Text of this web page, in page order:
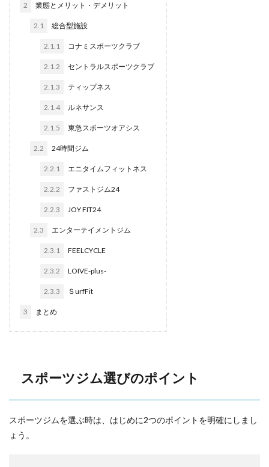
2 業態とメリット・デメリット
2.1 総合型施設
2.1.1 コナミスポーツクラブ
2.1.2 セントラルスポーツクラブ
2.1.3 ティップネス
2.1.4 ルネサンス
2.1.5 東急スポーツオアシス
2.2 24時間ジム
2.2.1 エニタイムフィットネス
2.2.2 ファストジム24
2.2.3 JOY FIT24
2.3 エンターテイメントジム
2.3.1 FEELCYCLE
2.3.2 LOIVE-plus-
2.3.3 ＳurfFit
3 まとめ
スポーツジム選びのポイント
スポーツジムを選ぶ時は、はじめに2つのポイントを明確にしまし
ょう。